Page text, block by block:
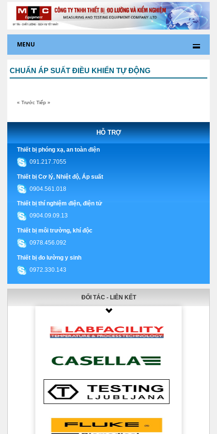
MENU
CHUẨN ÁP SUẤT ĐIỀU KHIỂN TỰ ĐỘNG
« Trước Tiếp »
HỖ TRỢ
Thiết bị phóng xạ, an toàn điện
091.217.7055
Thiết bị Cơ lý, Nhiệt độ, Áp suất
0904.561.018
Thiết bị thí nghiệm điện, điện tử
0904.09.09.13
Thiết bị môi trường, khí độc
0978.456.092
Thiết bị đo lường y sinh
0972.330.143
ĐỐI TÁC - LIÊN KẾT